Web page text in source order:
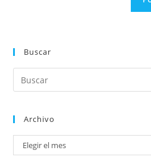
Buscar
Archivo
Elegir el mes